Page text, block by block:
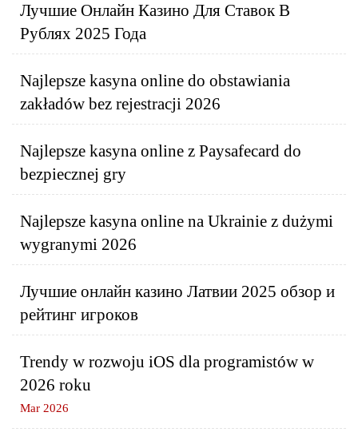
Лучшие Онлайн Казино Для Ставок В
Рублях 2025 Года
Najlepsze kasyna online do obstawiania
zakładów bez rejestracji 2026
Najlepsze kasyna online z Paysafecard do
bezpiecznej gry
Najlepsze kasyna online na Ukrainie z dużymi
wygranymi 2026
Лучшие онлайн казино Латвии 2025 обзор и
рейтинг игроков
Trendy w rozwoju iOS dla programistów w
2026 roku
Mar 2026